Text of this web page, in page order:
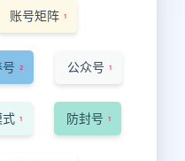
账号矩阵 1
2 公众号 1
式 1 防封号 1